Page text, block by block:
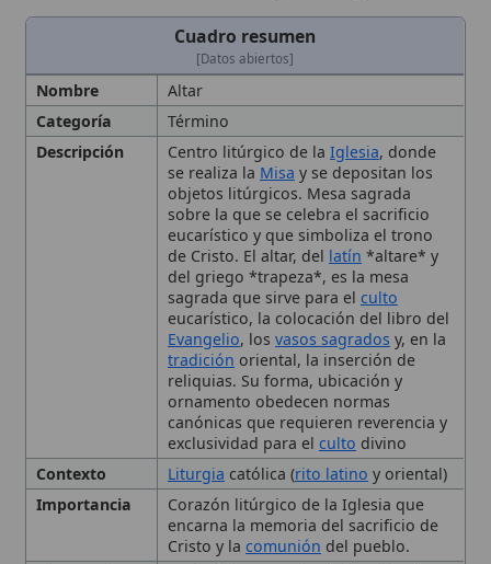
Nombre
Altar
Término
Descripción Centro litúrgico de laIglesia, donde
se realiza la
objetos litúrgicos. Mesa sagrada
sobre la que se celebra el sacrificio
eucarístico y que simboliza el trono
de Cristo. El altar, del latín*altare* y
del griego *trapeza*, es la mesa
sagrada que sirve para elculto
eucarístico, la colocación del libro del
Evangelio, los vasos sagradosy, en la
tradiciónoriental, la inserción de
reliquias. Su forma, ubicación y
ornamento obedecen normas
canónicas que requieren reverencia y
exclusividad para elcultodivino
Liturgiacatólica (rito latinoy oriental)
Corazón litúrgico de la Iglesia que
encarna la memoria del sacrificio de
Cristo y lacomunióndel pueblo.
Observacione
s
Preferiblemente de piedra y fijo; la
consagración la realiza unobispo con
santocrisol y, a veces, reliquias; debe
estar cubierto con paño blanco y
puede adornarse con cruces y
símbolos pascuales.